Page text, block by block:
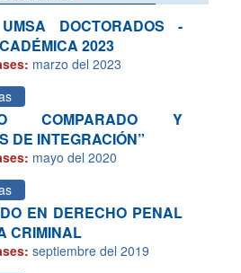
DOCTORADOS -
2023
marzo del 2023
COMPARADO Y
DE INTEGRACIÓN”
mayo del 2020
EN DERECHO PENAL
CRIMINAL
septiembre del 2019